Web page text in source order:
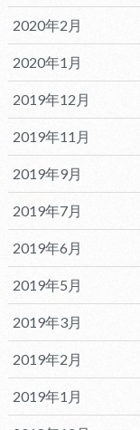
2020年2月
2020年1月
2019年12月
2019年11月
2019年9月
2019年7月
2019年6月
2019年5月
2019年3月
2019年2月
2019年1月